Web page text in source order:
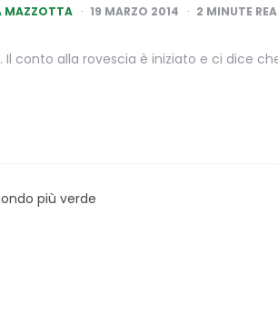
MAZZOTTA 19 MARZO 2014 2 MINUTE
conto alla rovescia è iniziato e ci dice
più verde